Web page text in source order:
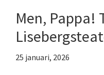
Men, Pappa!
25 januari, 2026